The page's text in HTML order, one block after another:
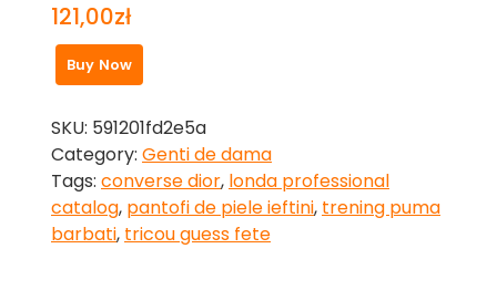
121,00zł
Buy Now
SKU: 591201fd2e5a
Category: Genti de dama
Tags: converse dior, londa professional
catalog, pantofi de piele ieftini, trening puma
barbati, tricou guess fete